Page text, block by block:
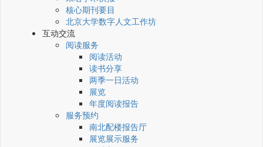
核心期刊要目
北京大学数字人文工作坊
互动交流
阅读服务
阅读活动
读书分享
两季一日活动
展览
年度阅读报告
服务预约
南北配楼报告厅
展览展示服务